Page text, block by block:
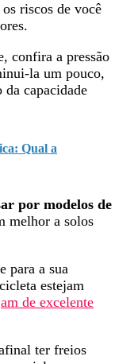
riscos de você
confira a pressão
la um pouco,
capacidade
Qual a
por modelos de
melhor a solos
para a sua
estejam
de excelente
ter freios